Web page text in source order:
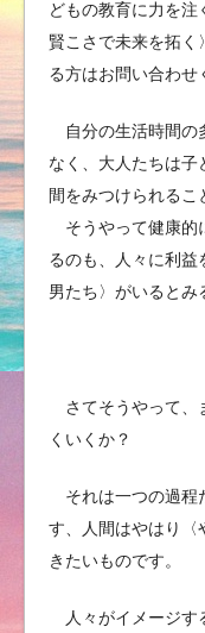
どもの教育に力を注
賢こさで未来を拓く
る方はお問い合わせ
自分の生活時間の
なく、大人たちは子
間をみつけられるこ
そうやって健康的
るのも、人々に利益
男たち〉がいるとみ
さてそうやって、
くいくか？
それは一つの過程
す、人間はやはり〈
きたいものです。
人々がイメージす